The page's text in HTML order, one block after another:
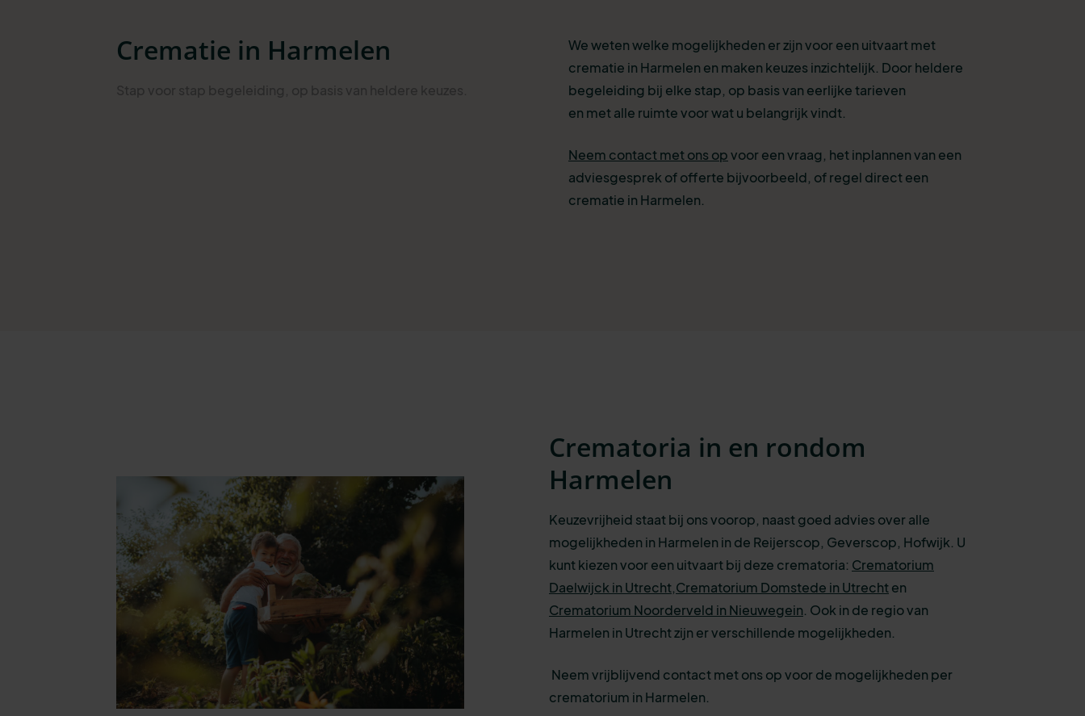
Crematie in Harmelen
We weten welke mogelijkheden er zijn voor een uitvaart met
crematie in Harmelen en maken keuzes inzichtelijk. Door heldere
begeleiding bij elke stap, op basis van eerlijke tarieven
en met alle ruimte voor wat u belangrijk vindt.
Neem contact met ons opvoor een vraag, het inplannen van een
adviesgesprek of offerte bijvoorbeeld, ofregel direct een
crematie in Harmelen.
Crematoria in en rondom
Harmelen
Keuzevrijheid staat bij ons voorop, naast goed advies over alle
mogelijkheden in Harmelen in de Reijerscop, Geverscop, Hofwijk. U
kunt kiezen voor een uitvaart bij deze crematoria: Crematorium
Daelwijck in Utrecht,Crematorium Domstede in Utrechten
Crematorium Noorderveld in Nieuwegein. Ook in de regio van
Harmelen in Utrecht zijn er verschillende mogelijkheden.
Neem vrijblijvend contact met ons op voor de mogelijkheden per
crematorium in Harmelen.